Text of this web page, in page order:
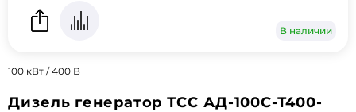
В наличии
100 кВт / 400 В
Дизель генератор ТСС АД-100С-Т400-